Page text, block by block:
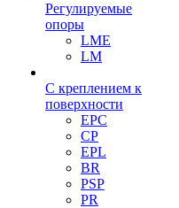
Регулируемые
опоры
LME
LM
С креплением к
поверхности
EPC
CP
EPL
BR
PSP
PR